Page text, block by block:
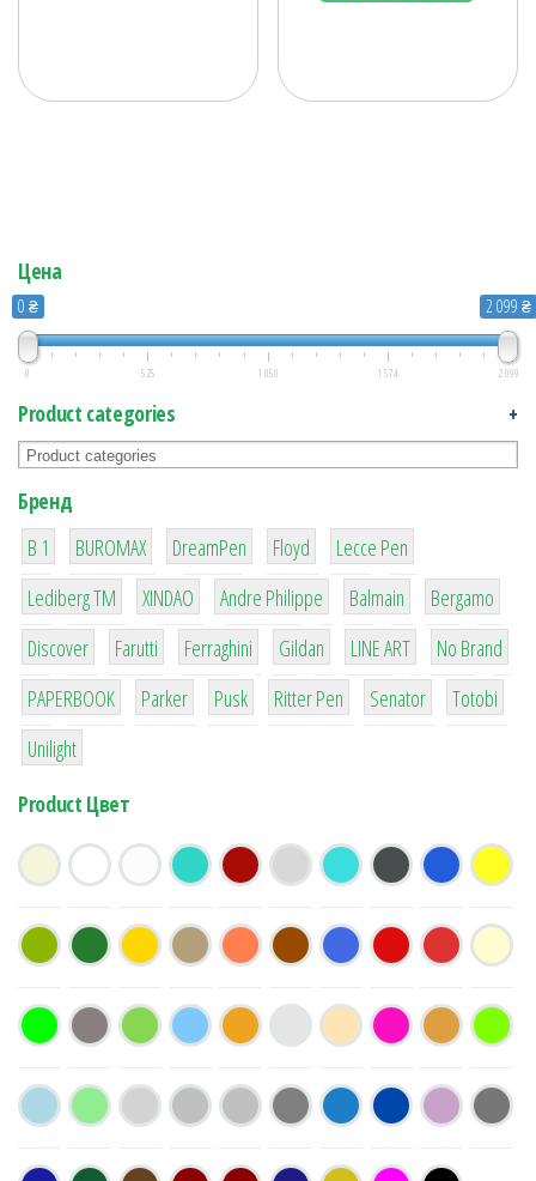
Цена
0 ₴ 2 099 ₴
0 525 1 050 1 574 2 099
Product categories +
Бренд
B 1
1
BUROMAX
1
DreamPen
2
Floyd
2
Lecce Pen
3
Lediberg ТМ
3
XINDAO
1
Andre Philippe
4
Balmain
26
Bergamo
64
Discover
299
Farutti
4
Ferraghini
42
Gildan
4
LINE ART
90
No Brand
8
PAPERBOOK
6
Parker
2
Pusk
22
Ritter Pen
15
Senator
43
Totobi
1
Unilight
Product Цвет